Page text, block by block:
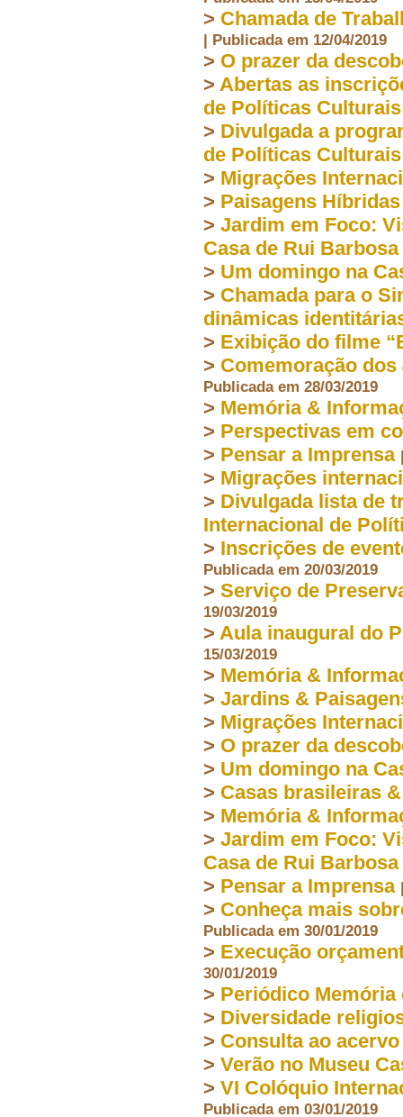
> Chamada de
| Publicada em 12/04/2019
> O prazer da
> Abertas as
de Políticas Culturais
> Divulgada a
de Políticas Culturais
> Migrações
> Paisagens Híbridas
> Jardim em Foco:
Casa de Rui Barbosa
> Um domingo na
> Chamada para o
dinâmicas
> Exibição do filme
> Comemoração
Publicada em 28/03/2019
> Memória &
> Perspectivas em
> Pensar a Imprensa
> Migrações
> Divulgada lista de
Internacional de
> Inscrições de
Publicada em 20/03/2019
> Serviço de
19/03/2019
> Aula inaugural do
15/03/2019
> Memória &
> Jardins &
> Migrações
> O prazer da
> Um domingo na
> Casas brasileiras
> Memória &
> Jardim em Foco:
Casa de Rui Barbosa
> Pensar a Imprensa
> Conheça mais
Publicada em 30/01/2019
> Execução
30/01/2019
> Periódico
> Diversidade
> Consulta ao
> Verão no Museu
> VI Colóquio
Publicada em 03/01/2019